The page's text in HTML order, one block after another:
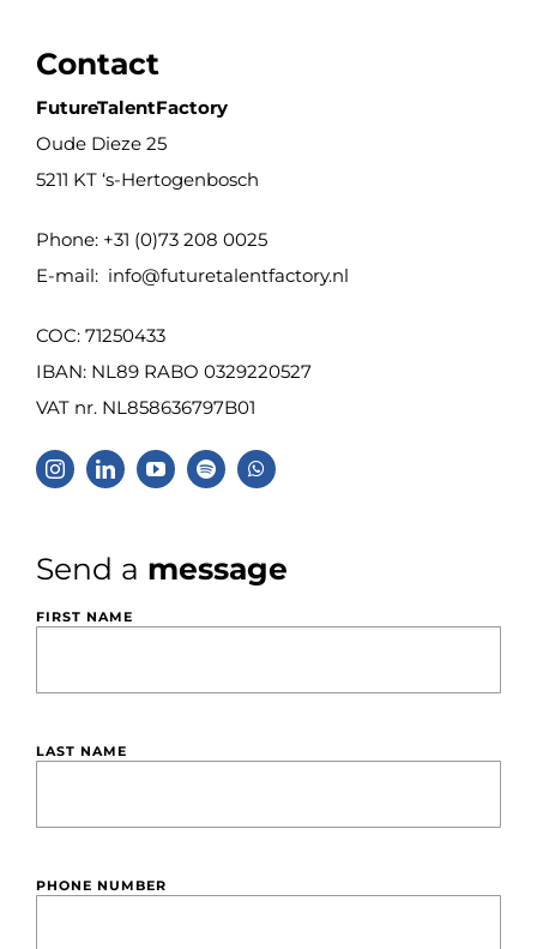
Contact
FutureTalentFactory
Oude Dieze 25
5211 KT ‘s-Hertogenbosch
Phone: +31 (0)73 208 0025
E-mail: info@futuretalentfactory.nl
COC: 71250433
IBAN: NL89 RABO 0329220527
VAT nr. NL858636797B01
Send a message
FIRST NAME
LAST NAME
PHONE NUMBER